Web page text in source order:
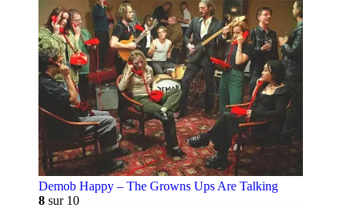
Demob Happy – The Growns Ups Are Talking
8 sur 10